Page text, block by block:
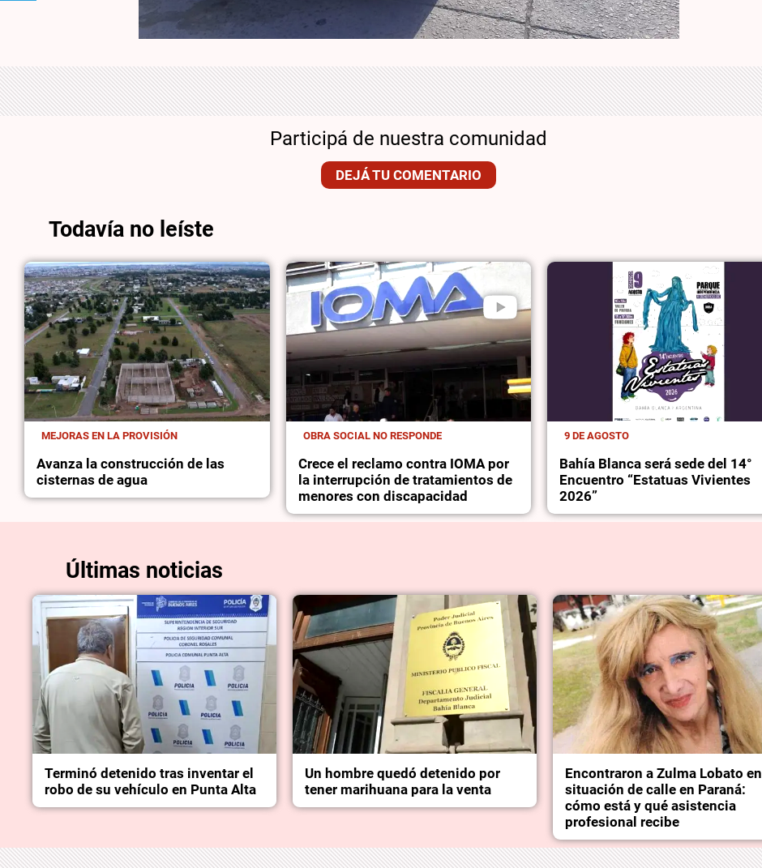
Participá de nuestra comunidad
DEJÁ TU COMENTARIO
Todavía no leíste
MEJORAS EN LA PROVISIÓN
Avanza la construcción de las
cisternas de agua
OBRA SOCIAL NO RESPONDE
Crece el reclamo contra IOMA por
la interrupción de tratamientos de
menores con discapacidad
9 DE AGOSTO
Bahía Blanca será sede del 14°
Encuentro “Estatuas Vivientes
2026”
Últimas noticias
Terminó detenido tras inventar el
robo de su vehículo en Punta Alta
Un hombre quedó detenido por
tener marihuana para la venta
Encontraron a Zulma Lobato en
situación de calle en Paraná:
cómo está y qué asistencia
profesional recibe